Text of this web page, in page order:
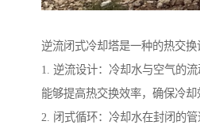
逆流闭式冷却塔是一种的热交换
1. 逆流设计：冷却水与空气的
能够提高热交换效率，确保冷却
2. 闭式循环：冷却水在封闭的